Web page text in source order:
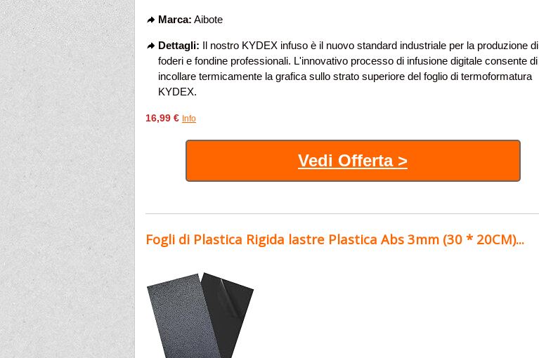
Marca: Aibote
Dettagli: Il nostro KYDEX infuso è il nuovo standard industriale per la produzione di
foderi e fondine professionali. L'innovativo processo di infusione digitale consente di
incollare termicamente la grafica sullo strato superiore del foglio di termoformatura
KYDEX.
16,99 € Info
Vedi Offerta >
Fogli di Plastica Rigida lastre Plastica Abs 3mm (30 * 20CM)...